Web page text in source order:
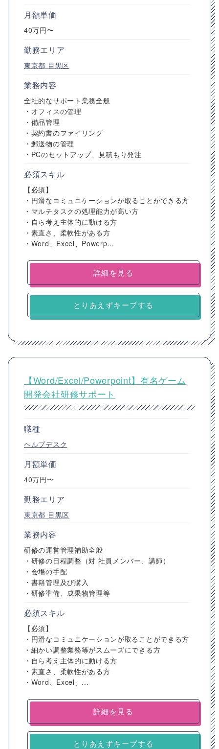
月額単価
40万円〜
勤務エリア
東京都 目黒区
業務内容
全社的なサポート業務全般
・オフィスの管理
・備品管理
・契約書のファイリング
・郵送物の管理
・PCのセットアップ、見積もり発注
必須スキル
【必須】
・円滑なコミュニケーションが取ることができる方
・マルチタスクの処理能力が高い方
・自ら考え主体的に動ける方
・素直さ、柔軟性がある方
・Word、Excel、Powerp...
詳細を見る
とりあえずキープする
【Word/Excel/Powerpoint】有名ゲーム
開発会社研修サポート
職種
ヘルプデスク
月額単価
40万円〜
勤務エリア
東京都 目黒区
業務内容
研修の運営管理補助全般
・研修の日程調整（対 社員メンバー、講師）
・会場の手配
・書籍管理及び購入
・研修準備、成果物管理等
必須スキル
【必須】
・円滑なコミュニケーションが取ることができる方
・細かい調整業務等がスムーズにできる方
・自ら考え主体的に動ける方
・素直さ、柔軟性がある方
・Word、Excel、...
詳細を見る
とりあえずキープする